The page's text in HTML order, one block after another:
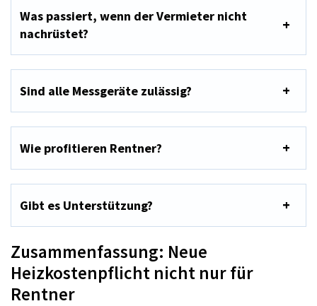
Was passiert, wenn der Vermieter nicht
nachrüstet?
Sind alle Messgeräte zulässig?
Wie profitieren Rentner?
Gibt es Unterstützung?
Zusammenfassung: Neue
Heizkostenpflicht nicht nur für
Rentner